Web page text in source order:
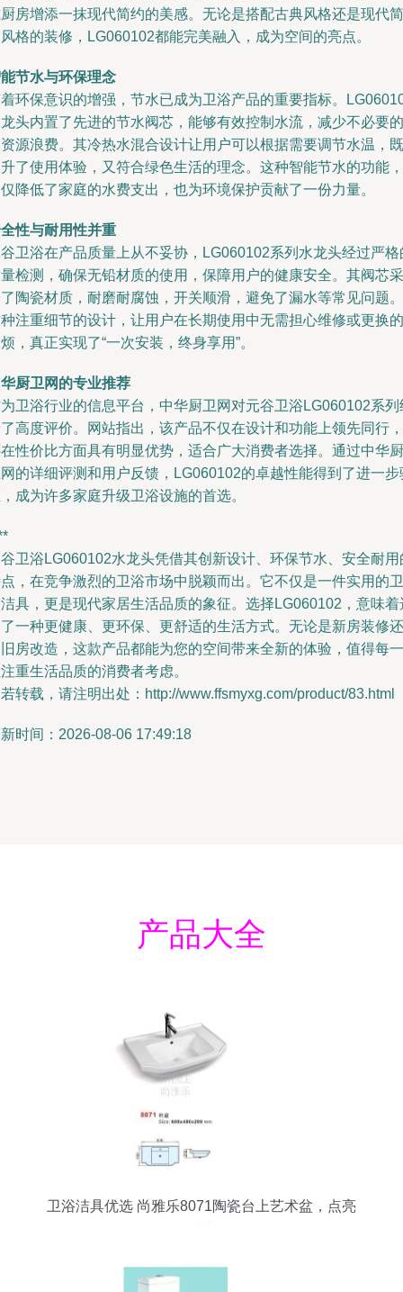
房增添一抹现代简约的美感。无论是搭配古典风格还是现代简
格的装修，LG060102都能完美融入，成为空间的亮点。
节水与环保理念
环保意识的增强，节水已成为卫浴产品的重要指标。
头内置了先进的节水阀芯，能够有效控制水流，减少不必要的
源浪费。其冷热水混合设计让用户可以根据需要调节水温，既
了使用体验，又符合绿色生活的理念。这种智能节水的功能，
降低了家庭的水费支出，也为环境保护贡献了一份力量。
性与耐用性并重
卫浴在产品质量上从不妥协，LG060102系列水龙头经过严格
检测，确保无铅材质的使用，保障用户的健康安全。其阀芯采
陶瓷材质，耐磨耐腐蚀，开关顺滑，避免了漏水等常见问题。
注重细节的设计，让用户在长期使用中无需担心维修或更换的
，真正实现了“一次安装，终身享用”。
厨卫网的专业推荐
卫浴行业的信息平台，中华厨卫网对元谷卫浴LG060102系列
高度评价。网站指出，该产品不仅在设计和功能上领先同行，
性价比方面具有明显优势，适合广大消费者选择。通过中华厨
的详细评测和用户反馈，LG060102的卓越性能得到了进一步
成为许多家庭升级卫浴设施的首选。
卫浴LG060102水龙头凭借其创新设计、环保节水、安全耐用
，在竞争激烈的卫浴市场中脱颖而出。它不仅是一件实用的卫
具，更是现代家居生活品质的象征。选择LG060102，意味着
一种更健康、更环保、更舒适的生活方式。无论是新房装修还
房改造，这款产品都能为您的空间带来全新的体验，值得每一
重生活品质的消费者考虑。
转载，请注明出处：http://www.ffsmyxg.com/product/83.html
时间：2026-08-06 17:49:18
产品大全
卫浴洁具优选 尚雅乐8071陶瓷台上艺术盆，点亮